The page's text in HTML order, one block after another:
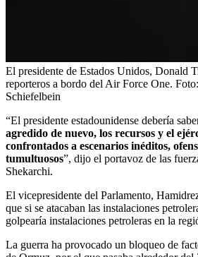
El presidente de Estados Unidos, Donald
reporteros a bordo del Air Force One. Foto:
Schiefelbein
“El presidente estadounidense debería
agredido de nuevo, los recursos y el
confrontados a escenarios inéditos,
tumultuosos”, dijo el portavoz de las
Shekarchi.
El vicepresidente del Parlamento,
que si se atacaban las instalaciones
golpearía instalaciones petroleras en la
La guerra ha provocado un bloqueo de